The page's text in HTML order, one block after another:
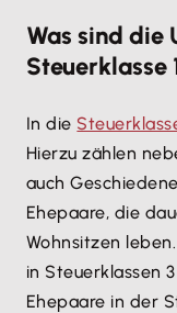
Was sind die
Steuerklasse
In die
Hierzu zählen
auch
Ehepaare, die
Wohnsitzen
in Steuerklassen
Ehepaare in der